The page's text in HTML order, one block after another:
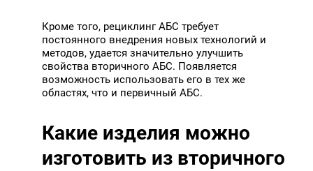
Кроме того, рециклинг АБС требует
постоянного внедрения новых технологий и
методов, удается значительно улучшить
свойства вторичного АБС. Появляется
возможность использовать его в тех же
областях, что и первичный АБС.
Какие изделия можно
изготовить из вторичного